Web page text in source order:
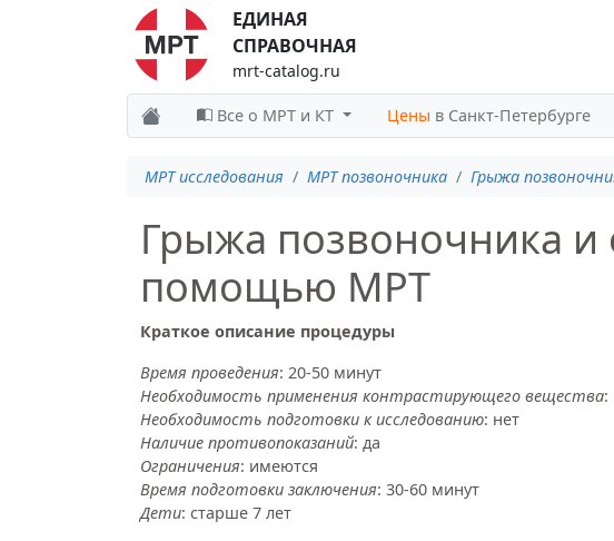
ЕДИНАЯ
СПРАВОЧНАЯ
mrt-catalog.ru
Все о МРТ и КТ Цены в Санкт-Петербурге
МРТ исследования МРТ позвоночника Грыжа
Грыжа позвоночника и
помощью МРТ
Краткое описание процедуры
Время проведения: 20-50 минут
Необходимость применения контрастирующего вещества:
Необходимость подготовки к исследованию: нет
Наличие противопоказаний: да
Ограничения: имеются
Время подготовки заключения: 30-60 минут
Дети: старше 7 лет